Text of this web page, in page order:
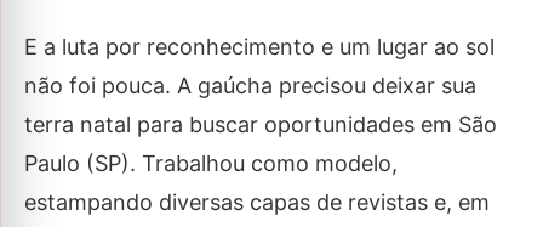
E a luta por reconhecimento e um lugar ao sol
não foi pouca. A gaúcha precisou deixar sua
terra natal para buscar oportunidades em São
Paulo (SP). Trabalhou como modelo,
estampando diversas capas de revistas e, em